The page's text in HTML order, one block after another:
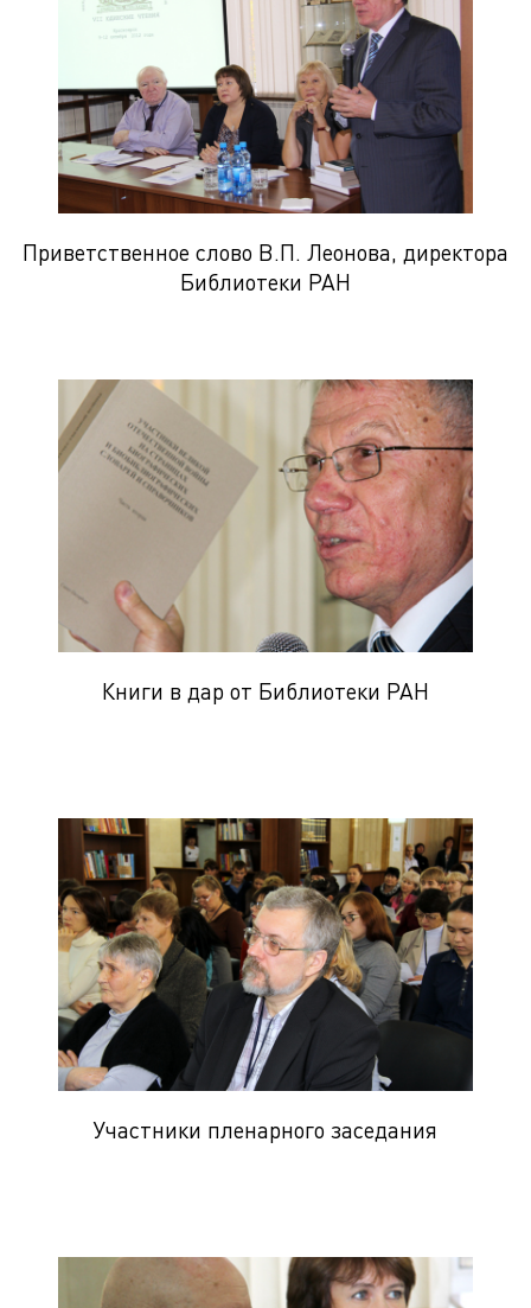
Приветственное слово В.П. Леонова, директора
Библиотеки РАН
Книги в дар от Библиотеки РАН
Участники пленарного заседания